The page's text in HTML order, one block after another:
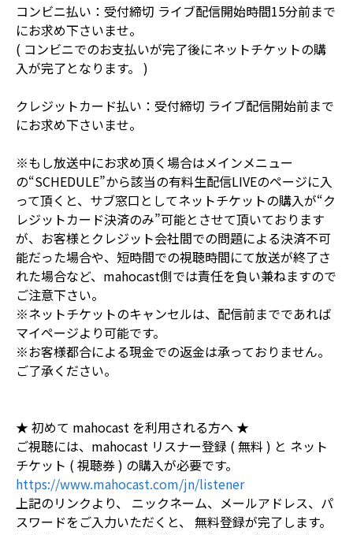
コンビニ払い：受付締切 ライブ配信開始時間15分前まで
にお求め下さいませ。
( コンビニでのお支払いが完了後にネットチケットの購
入が完了となります。 )
クレジットカード払い：受付締切 ライブ配信開始前まで
にお求め下さいませ。
※もし放送中にお求め頂く場合はメインメニュー
の“SCHEDULE”から該当の有料生配信LIVEのページに入
って頂くと、サブ窓口としてネットチケットの購入が“ク
レジットカード決済のみ”可能とさせて頂いております
が、お客様とクレジット会社間での問題による決済不可
能だった場合や、短時間での視聴時間にて放送が終了さ
れた場合など、mahocast側では責任を負い兼ねますので
ご注意下さい。
※ネットチケットのキャンセルは、配信前までであれば
マイページより可能です。
※お客様都合による現金での返金は承っておりません。
ご了承ください。
★ 初めて mahocast を利用される方へ ★
ご視聴には、mahocast リスナー登録 ( 無料 ) と ネット
チケット ( 視聴券 ) の購入が必要です。
https://www.mahocast.com/jn/listener
上記のリンクより、 ニックネーム、メールアドレス、パ
スワードをご入力いただくと、 無料登録が完了します。